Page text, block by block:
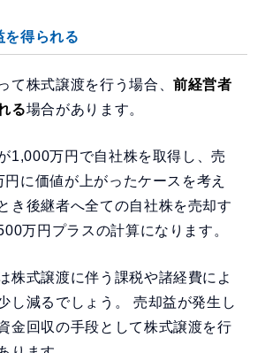
を得られる
て株式譲渡を行う場合、前経営者
る場合があります。
1,000万円で自社株を取得し、売
に価値が上がったケースを考え
き後継者へ全ての自社株を売却す
万円プラスの計算になります。
株式譲渡に伴う課税や諸経費によ
し減るでしょう。 売却益が発生し
金回収の手段として株式譲渡を行